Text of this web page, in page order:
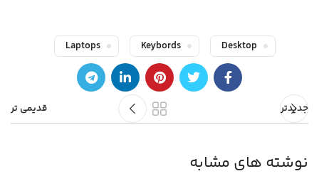
Desktop
Keybords
Laptops
جدیدتر قدیمی تر
نوشته های مشابه